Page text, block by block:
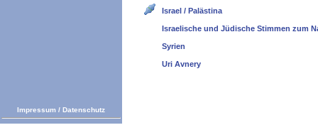
Israel / Palästina
Israelische und Jüdische Stimmen zum
Syrien
Uri Avnery
Impressum / Datenschutz